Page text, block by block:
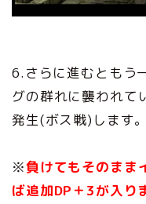
6.さらに進むともう
グの群れに襲われて
発生(ボス戦)します。
※負けてもそのまま
ば追加DP＋3が入り